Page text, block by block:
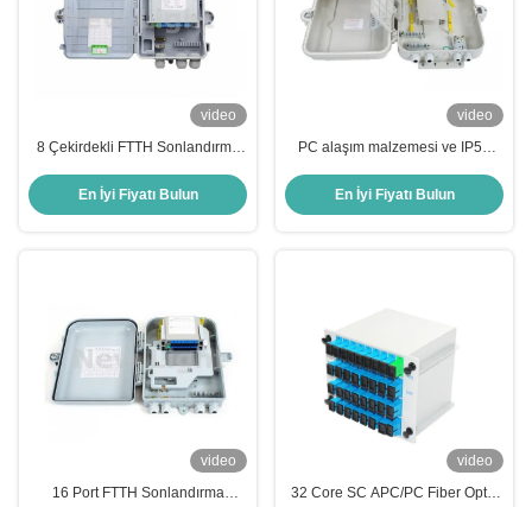
video
8 Çekirdekli FTTH Sonlandırma
Monte Edilebilir Fiber Optik
En İyi Fiyatı Bulun
video
PC alaşım malzemesi ve IP55
sonlandırma kutusu
En İyi Fiyatı Bulun
video
16 Port FTTH Sonlandırma
video
32 Core SC APC/PC Fiber Optic